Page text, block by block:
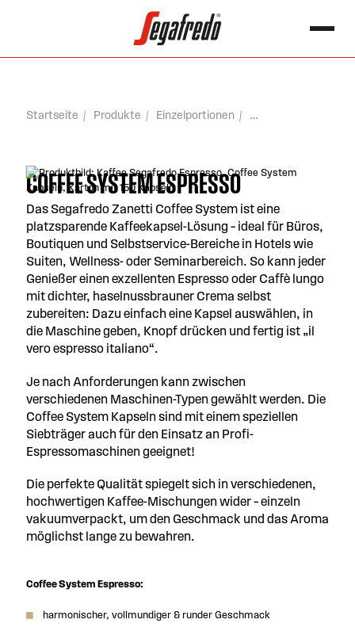
Startseite Produkte Einzelportionen
COFFEE SYSTEM ESPRESSO
Das Segafredo Zanetti Coffee System ist eine
platzsparende Kaffeekapsel-Lösung – ideal für Büros,
Boutiquen und Selbstservice-Bereiche in Hotels wie
Suiten, Wellness- oder Seminarbereich. So kann jeder
Genießer einen exzellenten Espresso oder Caffè lungo
mit dichter, haselnussbrauner Crema selbst
zubereiten: Dazu einfach eine Kapsel auswählen, in
die Maschine geben, Knopf drücken und fertig ist „il
vero espresso italiano“.
Je nach Anforderungen kann zwischen
verschiedenen Maschinen-Typen gewählt werden. Die
Coffee System Kapseln sind mit einem speziellen
Siebträger auch für den Einsatz an Profi-
Espressomaschinen geeignet!
Die perfekte Qualität spiegelt sich in verschiedenen,
hochwertigen Kaffee-Mischungen wider – einzeln
vakuumverpackt, um den Geschmack und das Aroma
möglichst lange zu bewahren.
Coffee System Espresso:
harmonischer, vollmundiger & runder Geschmack